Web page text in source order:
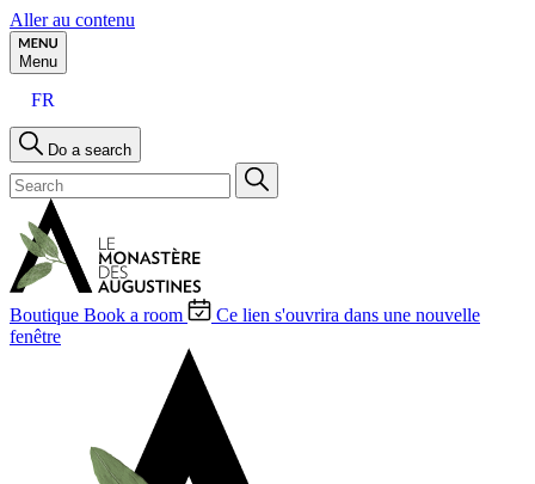
Aller au contenu
Menu
FR
Do a search
Boutique Book a room
Ce lien s'ouvrira dans une nouvelle
fenêtre